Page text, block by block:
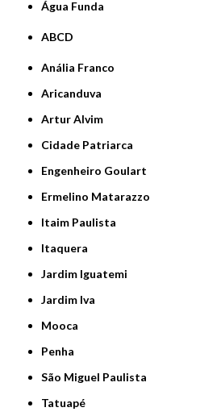
Água Funda
ABCD
Anália Franco
Aricanduva
Artur Alvim
Cidade Patriarca
Engenheiro Goulart
Ermelino Matarazzo
Itaim Paulista
Itaquera
Jardim Iguatemi
Jardim Iva
Mooca
Penha
São Miguel Paulista
Tatuapé